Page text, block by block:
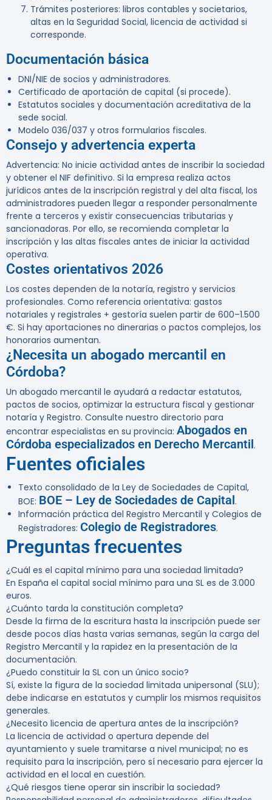
Trámites posteriores: libros contables y societarios,
altas en la Seguridad Social, licencia de actividad si
corresponde.
Documentación básica
DNI/NIE de socios y administradores.
Certificado de aportación de capital (si procede).
Estatutos sociales y documentación acreditativa de la
sede social.
Modelo 036/037 y otros formularios fiscales.
Consejo y advertencia experta
Advertencia: No inicie actividad antes de inscribir la sociedad
y obtener el NIF definitivo. Si la empresa realiza actos
jurídicos antes de la inscripción registral y del alta fiscal, los
administradores pueden llegar a responder personalmente
frente a terceros y existir consecuencias tributarias y
sancionadoras. Por ello, se recomienda completar la
inscripción y las altas fiscales antes de iniciar la actividad
operativa.
Costes orientativos 2026
Los costes dependen de la notaría, registro y servicios
profesionales. Como referencia orientativa: gastos
notariales y registrales + gestoría suelen partir de 600–1.500
€. Si hay aportaciones no dinerarias o pactos complejos, los
honorarios aumentan.
¿Necesita un abogado mercantil en
Córdoba?
Un abogado mercantil le ayudará a redactar estatutos,
pactos de socios, optimizar la estructura fiscal y gestionar
notaría y Registro. Consulte nuestro directorio para
encontrar especialistas en su provincia: Abogados en
Córdoba especializados en Derecho Mercantil.
Fuentes oficiales
Texto consolidado de la Ley de Sociedades de Capital,
BOE: BOE – Ley de Sociedades de Capital.
Información práctica del Registro Mercantil y Colegios de
Registradores: Colegio de Registradores.
Preguntas frecuentes
¿Cuál es el capital mínimo para una sociedad limitada?
En España el capital social mínimo para una SL es de 3.000
euros.
¿Cuánto tarda la constitución completa?
Desde la firma de la escritura hasta la inscripción puede ser
desde pocos días hasta varias semanas, según la carga del
Registro Mercantil y la rapidez en la presentación de la
documentación.
¿Puedo constituir la SL con un único socio?
Sí, existe la figura de la sociedad limitada unipersonal (SLU);
debe indicarse en estatutos y cumplir los mismos requisitos
generales.
¿Necesito licencia de apertura antes de la inscripción?
La licencia de actividad o apertura depende del
ayuntamiento y suele tramitarse a nivel municipal; no es
requisito para la inscripción, pero sí necesario para ejercer la
actividad en el local en cuestión.
¿Qué riesgos tiene operar sin inscribir la sociedad?